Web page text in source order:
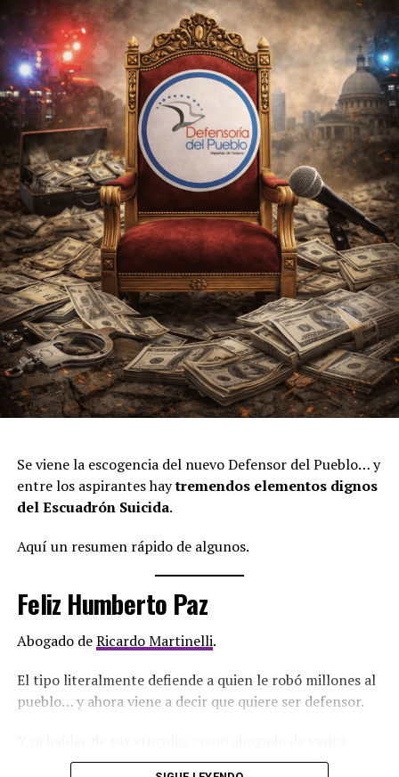
Se viene la escogencia del nuevo Defensor del Pueblo… y
entre los aspirantes haytremendos elementos dignos
del Escuadrón Suicida.
Aquí un resumen rápido de algunos.
Feliz Humberto Paz
Abogado deRicardo Martinelli.
El tipo literalmente defiende a quien le robó millones al
pueblo… y ahora viene a decir que quiere ser defensor.
cabecillas que han estado en la cárcel de máxima